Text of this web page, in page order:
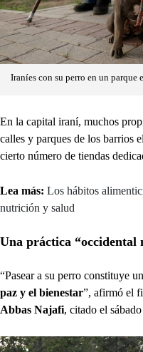
Iraníes con su perro en un parque
En la capital iraní, muchos
calles y parques de los barrios
cierto número de tiendas
Lea más: Los hábitos
nutrición y salud
Una práctica “occidental
“Pasear a su perro constituye
paz y el bienestar”, afirmó el
Abbas Najafi, citado el